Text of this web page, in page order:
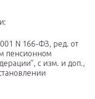
N 166-ФЗ, ред. от
пенсионном
с изм. и доп.,